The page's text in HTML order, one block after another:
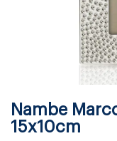
Nambe
15x10cm